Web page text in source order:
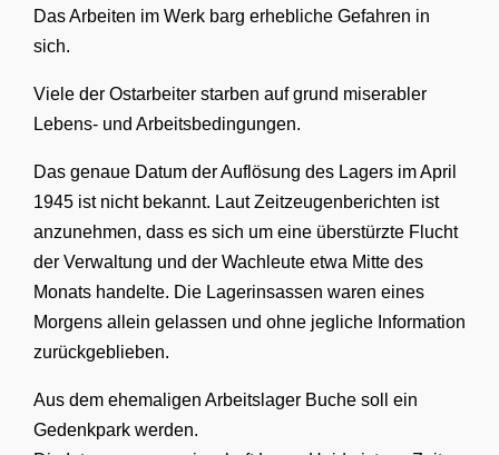
Das Arbeiten im Werk barg erhebliche Gefahren in
sich.
Viele der Ostarbeiter starben auf grund miserabler
Lebens- und Arbeitsbedingungen.
Das genaue Datum der Auflösung des Lagers im April
1945 ist nicht bekannt. Laut Zeitzeugenberichten ist
anzunehmen, dass es sich um eine überstürzte Flucht
der Verwaltung und der Wachleute etwa Mitte des
Monats handelte. Die Lagerinsassen waren eines
Morgens allein gelassen und ohne jegliche Information
zurückgeblieben.
Aus dem ehemaligen Arbeitslager Buche soll ein
Gedenkpark werden.